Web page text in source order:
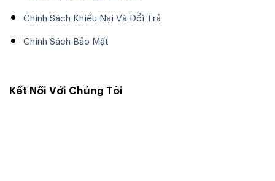
Chính Sách Khiếu Nại Và Đổi Trả
Chính Sách Bảo Mật
Kết Nối Với Chúng Tôi